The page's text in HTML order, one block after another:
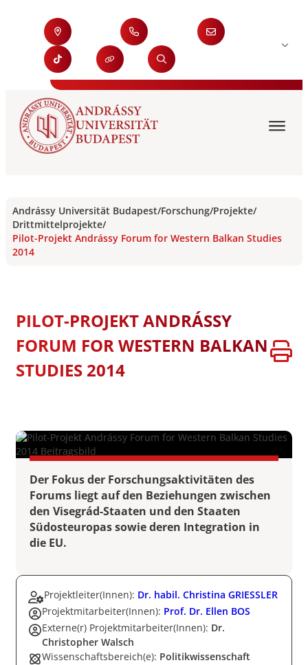
Andrássy Universität Budapest/Forschung/Projekte/
Drittmittelprojekte/
Pilot-Projekt Andrássy Forum for Western Balkan Studies
2014
PILOT-PROJEKT ANDRÁSSY
FORUM FOR WESTERN BALKAN
STUDIES 2014
Der Fokus der Forschungsaktivitäten des
Forums liegt auf den Beziehungen zwischen
den Visegrád-Staaten und den Staaten
Südosteuropas sowie deren Integration in
die EU.
Projektleiter(Innen): Dr. habil. Christina GRIESSLER
Projektmitarbeiter(Innen): Prof. Dr. Ellen BOS
Externe(r) Projektmitarbeiter(Innen): Dr.
Christopher Walsch
Wissenschaftsbereich(e): Politikwissenschaft